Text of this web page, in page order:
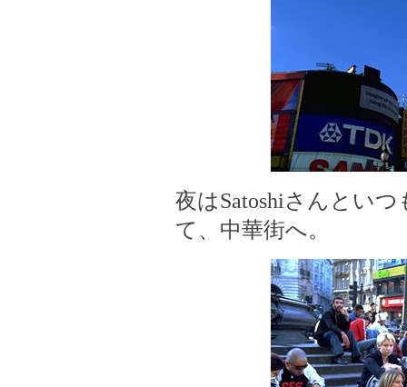
夜はSatoshiさんとい
て、中華街へ。